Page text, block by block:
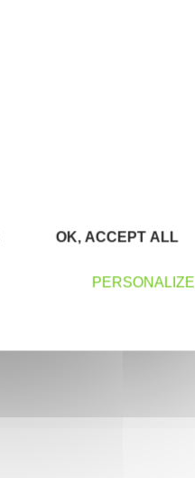
OK, ACCEPT ALL
PERSONALIZE